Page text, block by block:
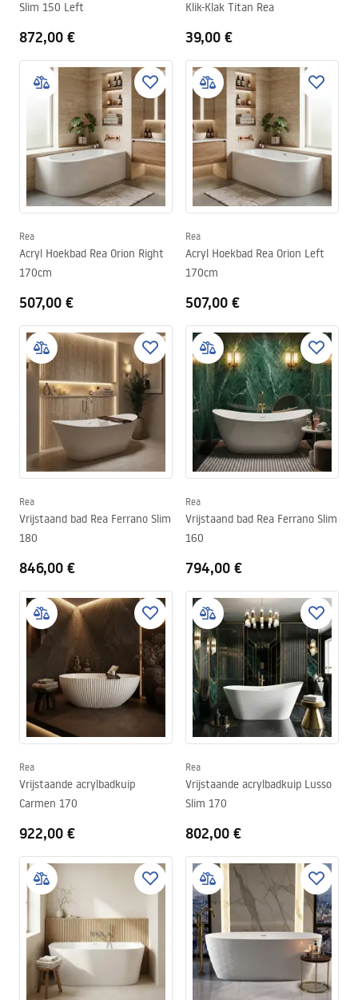
Slim 150 Left
872,00 €
Klik-Klak Titan Rea
39,00 €
Rea
Acryl Hoekbad Rea Orion Right
170cm
507,00 €
Rea
Acryl Hoekbad Rea Orion Left
170cm
507,00 €
Rea
Vrijstaand bad Rea Ferrano Slim
180
846,00 €
Rea
Vrijstaand bad Rea Ferrano Slim
160
794,00 €
Rea
Vrijstaande acrylbadkuip
Carmen 170
922,00 €
Rea
Vrijstaande acrylbadkuip Lusso
Slim 170
802,00 €